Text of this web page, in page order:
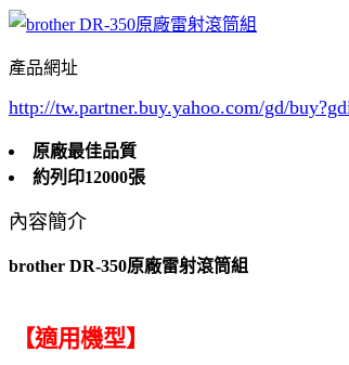
產品網址
http://tw.partner.buy.yahoo.com/gd/
原廠最佳品質
約列印12000張
內容簡介
brother DR-350原廠雷射滾筒組
【適用機型】